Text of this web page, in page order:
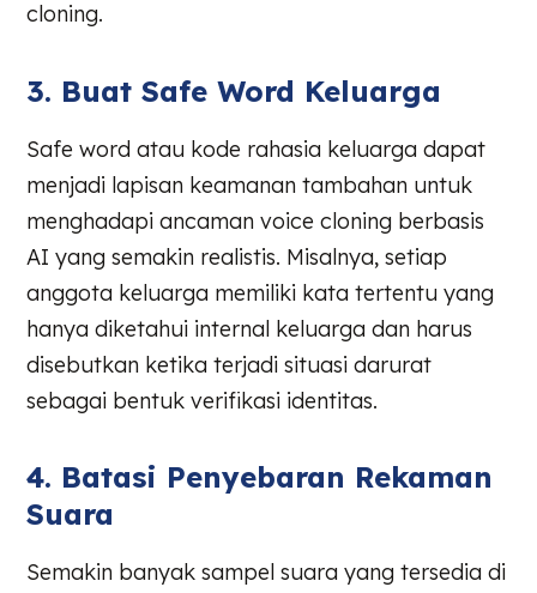
cloning.
3. Buat Safe Word Keluarga
Safe word atau kode rahasia keluarga dapat
menjadi lapisan keamanan tambahan untuk
menghadapi ancaman voice cloning berbasis
AI yang semakin realistis. Misalnya, setiap
anggota keluarga memiliki kata tertentu yang
hanya diketahui internal keluarga dan harus
disebutkan ketika terjadi situasi darurat
sebagai bentuk verifikasi identitas.
4. Batasi Penyebaran Rekaman
Suara
Semakin banyak sampel suara yang tersedia di